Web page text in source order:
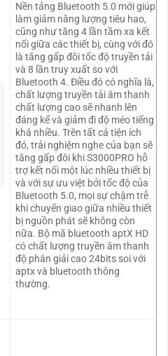
Nền tảng Bluetooth 5.0 mới giúp
làm giảm năng lượng tiêu hao,
cũng như tăng 4 lần tầm xa kết
nối giữa các thiết bị, cùng với đó
là tăng gấp đôi tốc độ truyền tải
và 8 lần truy xuất so với
Bluetooth 4. Điều đó có nghĩa là,
chất lượng truyền tải âm thanh
chất lượng cao sẽ nhanh lên
đáng kể và giảm đi độ méo tiếng
khá nhiều. Trên tất cả tiện ích
đó, trải nghiệm nghe của bạn sẽ
tăng gấp đôi khi S3000PRO hỗ
trợ kết nối một lúc nhiều thiết bị
và với sự ưu việt bởi tốc độ của
Bluetooth 5.0, mọi sự chậm trễ
khi chuyển giao giữa nhiều thiết
bị nguồn phát sẽ không còn
nữa. Bộ mã bluetooth aptX HD
có chất lượng truyền âm thanh
độ phân giải cao 24bits soi với
aptx và bluetooth thông
thường.